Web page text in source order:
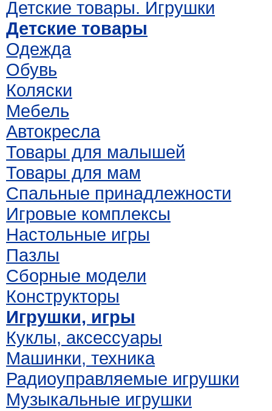
Детские товары. Игрушки
Детские товары
Одежда
Обувь
Коляски
Мебель
Автокресла
Товары для малышей
Товары для мам
Спальные принадлежности
Игровые комплексы
Настольные игры
Пазлы
Сборные модели
Конструкторы
Игрушки, игры
Куклы, аксессуары
Машинки, техника
Радиоуправляемые игрушки
Музыкальные игрушки